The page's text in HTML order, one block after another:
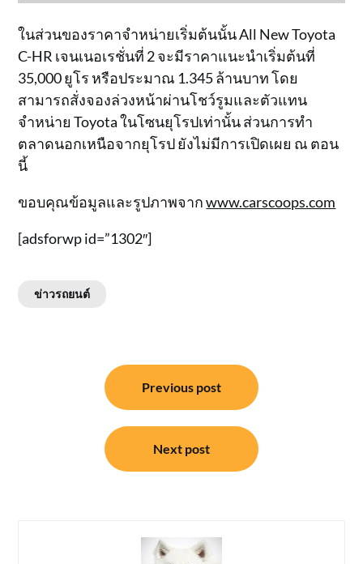
ในส่วนของราคาจำหน่ายเริ่มต้นนั้น All New Toyota
C-HR เจนเนอเรชั่นที่ 2 จะมีราคาแนะนำเริ่มต้นที่
35,000 ยูโร หรือประมาณ 1.345 ล้านบาท โดย
สามารถสั่งจองล่วงหน้าผ่านโชว์รูมและตัวแทน
จำหน่าย Toyota ในโซนยุโรปเท่านั้น ส่วนการทำ
ตลาดนอกเหนือจากยุโรป ยังไม่มีการเปิดเผย ณ ตอน
นี้
ขอบคุณข้อมูลและรูปภาพจากwww.carscoops.com
[adsforwp id=”1302″]
ข่าวรถยนต์
Previous post
Next post